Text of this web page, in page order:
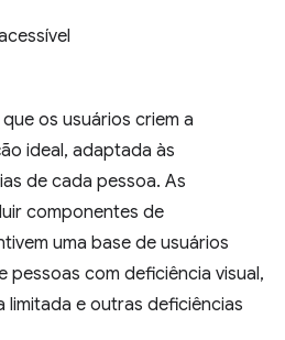
os usuários criem a
ideal, adaptada às
de cada pessoa. As
componentes de
uma base de usuários
pessoas com deficiência visual,
limitada e outras deficiências